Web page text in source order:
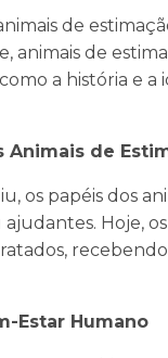
de
animais de
a história e
Animais de
os papéis dos
Hoje,
Estar Humano